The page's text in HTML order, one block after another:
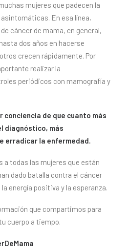
mujeres que padecen la
En esa línea,
cáncer de mama, en general,
dos años en hacerse
crecen rápidamente. Por
realizar la
periódicos con mamografía y
conciencia de que cuanto más
diagnóstico, más
erradicar la enfermedad.
a todas las mujeres que están
dado batalla contra el cáncer
energía positiva y la esperanza.
que compartimos para
cuerpo a tiempo.